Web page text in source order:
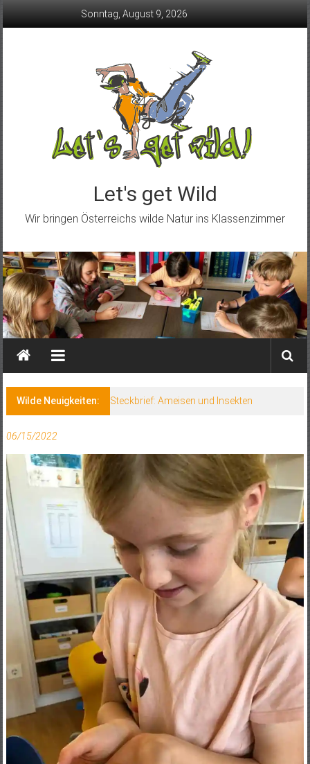
Sonntag, August 9, 2026
Let's get Wild
Wir bringen Österreichs wilde Natur ins Klassenzimmer
Wilde Neuigkeiten: Steckbrief: Ameisen und Insekten
06/15/2022